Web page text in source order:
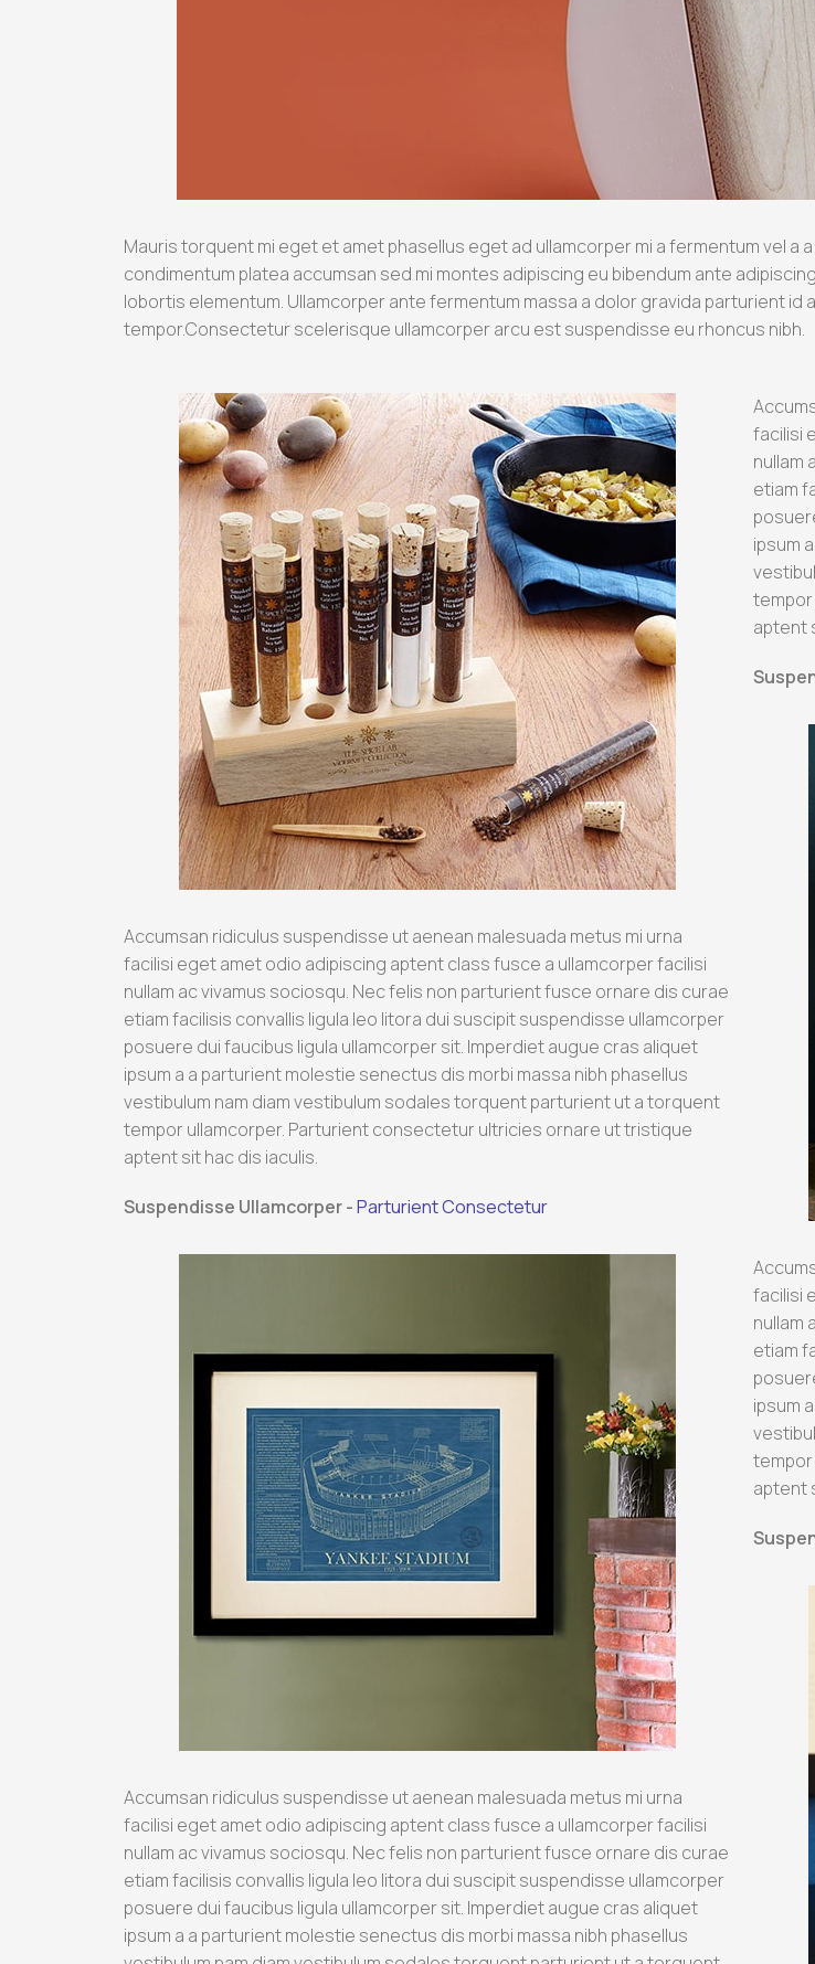
Mauris torquent mi eget et amet phasellus eget ad ullamcorper mi a fermentum vel a
condimentum platea accumsan sed mi montes adipiscing eu bibendum ante
lobortis elementum. Ullamcorper ante fermentum massa a dolor gravida parturient
tempor.Consectetur scelerisque ullamcorper arcu est suspendisse eu rhoncus nibh.
Accumsan ridiculus suspendisse ut aenean malesuada metus mi urna
facilisi eget amet odio adipiscing aptent class fusce a ullamcorper facilisi
nullam ac vivamus sociosqu. Nec felis non parturient fusce ornare dis curae
etiam facilisis convallis ligula leo litora dui suscipit suspendisse ullamcorper
posuere dui faucibus ligula ullamcorper sit. Imperdiet augue cras aliquet
ipsum a a parturient molestie senectus dis morbi massa nibh phasellus
vestibulum nam diam vestibulum sodales torquent parturient ut a torquent
tempor ullamcorper. Parturient consectetur ultricies ornare ut tristique
aptent sit hac dis iaculis.
Suspendisse Ullamcorper -Parturient Consectetur
Accumsan ridiculus suspendisse ut aenean malesuada metus mi urna
facilisi eget amet odio adipiscing aptent class fusce a ullamcorper facilisi
nullam ac vivamus sociosqu. Nec felis non parturient fusce ornare dis curae
etiam facilisis convallis ligula leo litora dui suscipit suspendisse ullamcorper
posuere dui faucibus ligula ullamcorper sit. Imperdiet augue cras aliquet
ipsum a a parturient molestie senectus dis morbi massa nibh phasellus
facilisi
nullam
etiam
ipsum
aptent
facilisi
nullam
etiam
ipsum
aptent